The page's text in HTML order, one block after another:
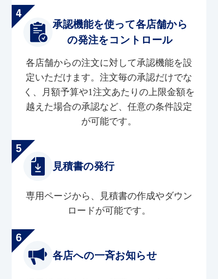
承認機能を使って各店舗から
の発注をコントロール
各店舗からの注文に対して承認機能を設
定いただけます。注文毎の承認だけでな
く、月額予算や1注文あたりの上限金額を
越えた場合の承認など、任意の条件設定
が可能です。
見積書の発行
専用ページから、見積書の作成やダウン
ロードが可能です。
各店への一斉お知らせ